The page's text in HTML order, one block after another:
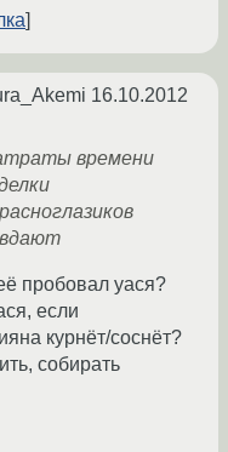
16.10.2012
времени
пробовал уася?
если
курнёт/соснёт?
собирать